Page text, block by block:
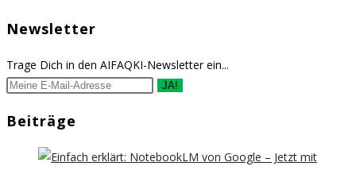
Newsletter
Trage Dich in den AIFAQKI-Newsletter ein...
JA!
Beiträge